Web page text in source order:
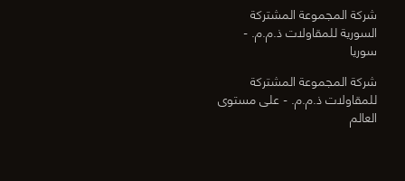
شركة المجموعة المشتركة
السورية للمقاولات ذ.م.م. -
سوريا
شركة المجموعة المشتركة
للمقاولات ذ.م.م. - على مستوى
العالم